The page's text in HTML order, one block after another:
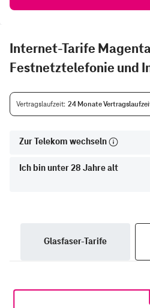
Internet-Tarife
Festnetztelefonie und
Vertragslaufzeit 24 Monate
Zur Telekom wechseln
Ich bin unter 28 Jahre alt
Glasfaser-Tarife